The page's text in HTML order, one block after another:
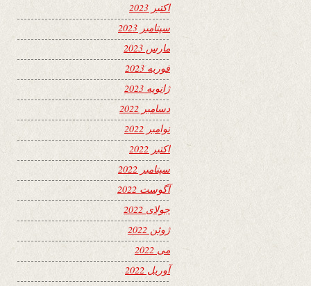
اکتبر 2023
سپتامبر 2023
مارس 2023
فوریه 2023
ژانویه 2023
دسامبر 2022
نوامبر 2022
اکتبر 2022
سپتامبر 2022
آگوست 2022
جولای 2022
ژوئن 2022
می 2022
آوریل 2022